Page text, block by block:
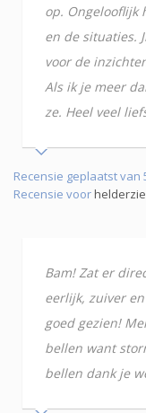
op. Ongelooflijk
en de situaties.
voor de
Als ik je meer
ze. Heel veel
Recensie geplaatst van
Recensie voor
Bam! Zat er
eerlijk, zuiver
goed gezien!
bellen want
bellen dank je